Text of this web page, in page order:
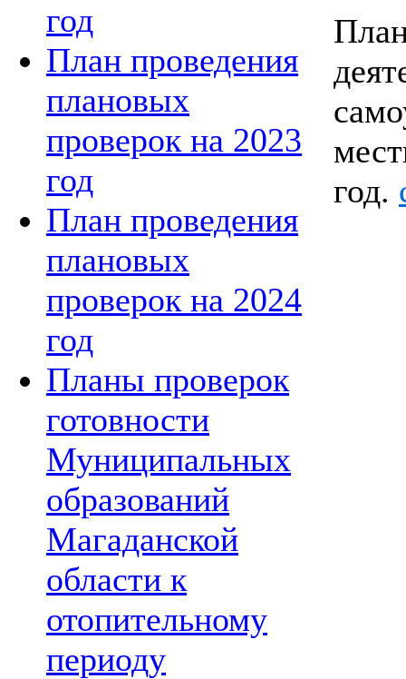
год
План проведения
плановых
проверок на 2023
год
План проведения
плановых
проверок на 2024
год
Планы проверок
готовности
Муниципальных
образований
Магаданской
области к
отопительному
периоду
год.